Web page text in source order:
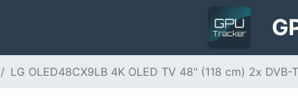
LG OLED48CX9LB 4K OLED TV 48" (118 cm) 2x DVB-